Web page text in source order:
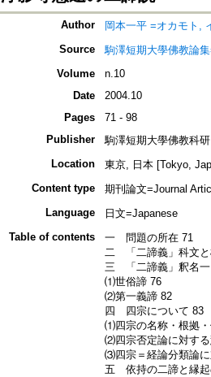
Author
岡本一平 =オカモト,
Source
駒澤短期大學佛教論
Volume
n.10
Date
2004.10
Pages
71 - 98
Publisher
駒澤短期大學佛教科
Location
東京, 日本 [Tokyo,
Content type
期刊論文=Journal
Language
日文=Japanese
Table of contents
一 問題の所在 71
二 「二諦義」科文と
三 「二諦義」釈名一
⑴世俗諦 76
⑵第一義諦 82
四 四宗について 83
⑴四宗の名称・根拠
⑵四宗否定論に対す
⑶四宗＝経論分類論
五 依持の二諦と縁起